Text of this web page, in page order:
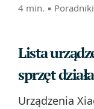
4 min. ▪ Poradniki
Lista
sprzęt
Urządzenia